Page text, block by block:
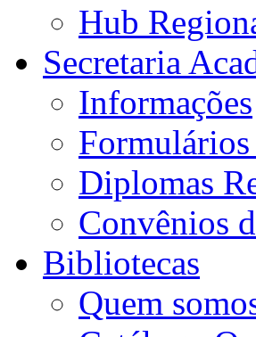
Hub
Secretaria
Informações
Diplomas
Convênios
Bibliotecas
Quem